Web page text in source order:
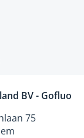
BV - Gofluo
75